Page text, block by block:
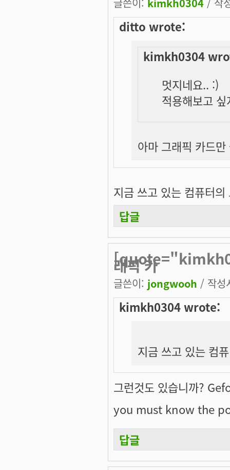
ditto wrote:
kimkh0304
멋지네요.. :)
적용해보고
아마 그래픽 카드
지금 쓰고 있는 컴퓨터
답글
래픽 카
글쓴이: jongwooh / 작성
kimkh0304 wrote:
지금 쓰고 있는 컴
그런것도 있습니까?
you must know the
답글